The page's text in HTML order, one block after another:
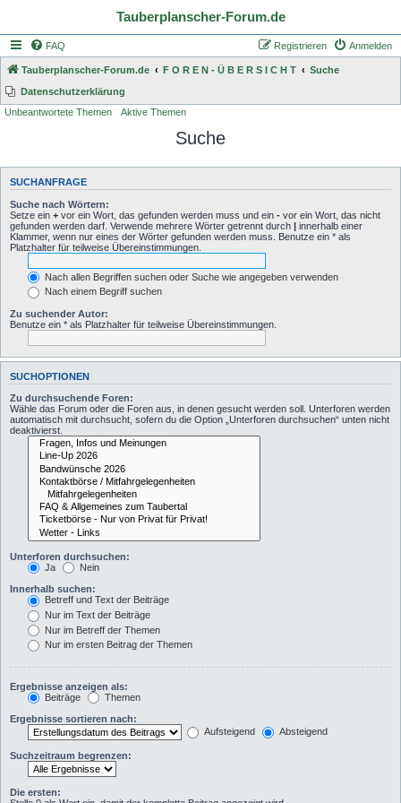
Tauberplanscher-Forum.de
FAQ Anmelden
Registrieren
Tauberplanscher-Forum.de F O R E N - Ü B E R S I C H T
Suche
Datenschutzerklärung
Unbeantwortete Themen
Aktive Themen
Suche
SUCHANFRAGE
Suche nach Wörtern:
Setze ein + vor ein Wort, das gefunden werden muss und ein - vor ein Wort, das nicht
gefunden werden darf. Verwende mehrere Wörter getrennt durch | innerhalb einer
Klammer, wenn nur eines der Wörter gefunden werden muss. Benutze ein * als
Platzhalter für teilweise Übereinstimmungen.
Nach allen Begriffen suchen oder Suche wie angegeben verwenden
Nach einem Begriff suchen
Zu suchender Autor:
Benutze ein * als Platzhalter für teilweise Übereinstimmungen.
SUCHOPTIONEN
Zu durchsuchende Foren:
Wähle das Forum oder die Foren aus, in denen gesucht werden soll. Unterforen werden
automatisch mit durchsucht, sofern du die Option „Unterforen durchsuchen“ unten nicht
deaktivierst.
Unterforen durchsuchen:
Ja
Nein
Innerhalb suchen:
Betreff und Text der Beiträge
Nur im Text der Beiträge
Nur im Betreff der Themen
Nur im ersten Beitrag der Themen
Ergebnisse anzeigen als:
Beiträge
Themen
Ergebnisse sortieren nach:
Aufsteigend
Absteigend
Suchzeitraum begrenzen:
Die ersten: